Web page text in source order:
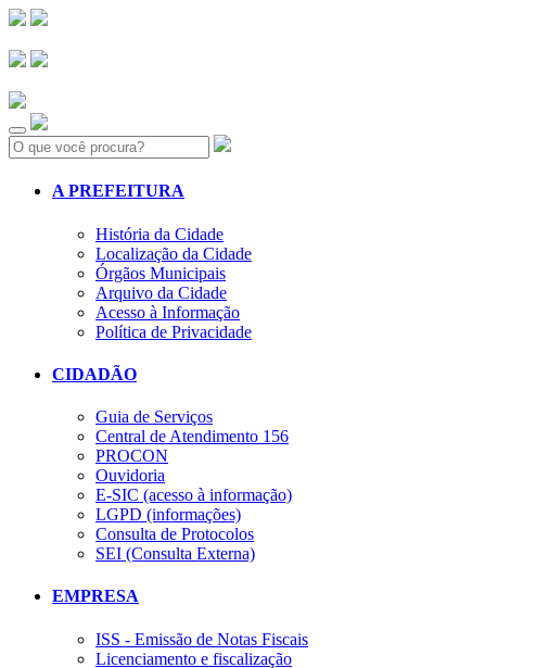
Search:
A PREFEITURA
História da Cidade
Localização da Cidade
Órgãos Municipais
Arquivo da Cidade
Acesso à Informação
Política de Privacidade
CIDADÃO
Guia de Serviços
Central de Atendimento 156
PROCON
Ouvidoria
E-SIC (acesso à informação)
LGPD (informações)
Consulta de Protocolos
SEI (Consulta Externa)
EMPRESA
ISS - Emissão de Notas Fiscais
Licenciamento e fiscalização